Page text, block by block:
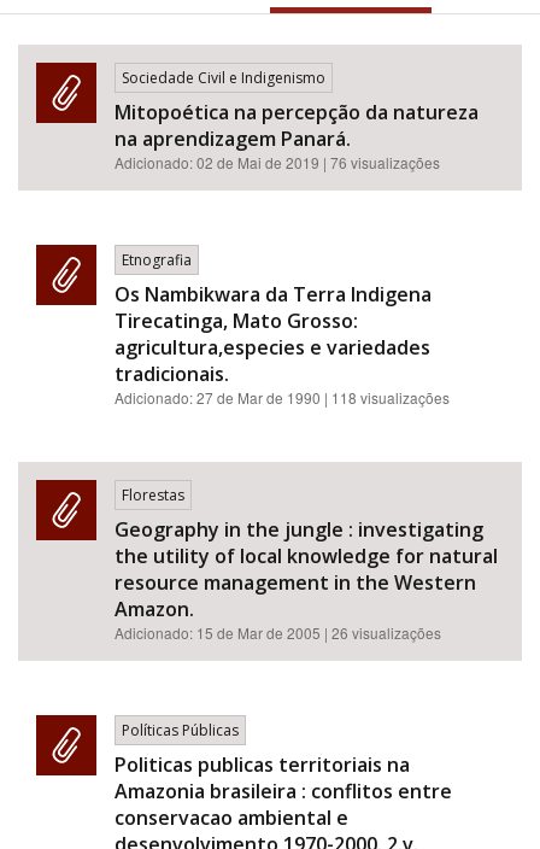
Subtema
Área de Levantamento
BUSCAR
Sociedade Civil e Indigenismo
Mitopoética na percepção da natureza
na aprendizagem Panará.
Adicionado:02 de Mai de 2019 | 76 visualizações
Etnografia
Os Nambikwara da Terra Indigena
Tirecatinga, Mato Grosso:
agricultura,especies e variedades
tradicionais.
Adicionado:27 de Mar de 1990 | 118 visualizações
Florestas
Geography in the jungle : investigating
the utility of local knowledge for natural
resource management in the Western
Amazon.
Adicionado: 15 de Mar de 2005 | 26 visualizações
Políticas Públicas
Politicas publicas territoriais na
Amazonia brasileira : conflitos entre
conservacao ambiental e